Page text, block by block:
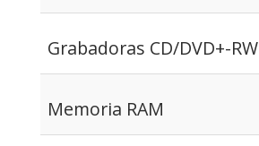
Grabadoras CD/DVD+-RW
Memoria RAM